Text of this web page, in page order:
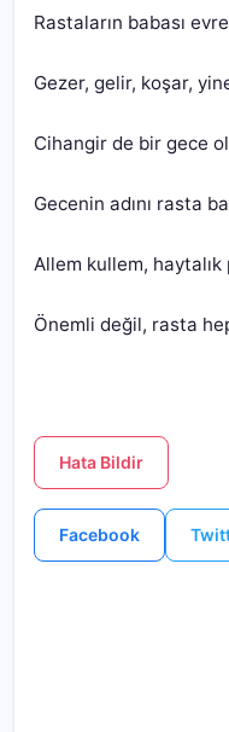
Önemli değil, rasta
Hata Bildir
Facebook